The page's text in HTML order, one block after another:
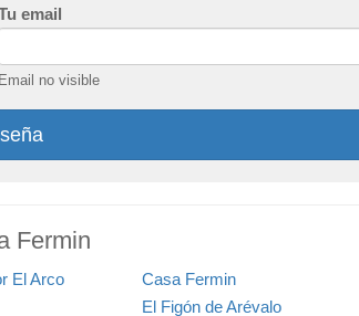
email
Email no visible
Fermin
El Arco
Casa Fermin
El Figón de Arévalo